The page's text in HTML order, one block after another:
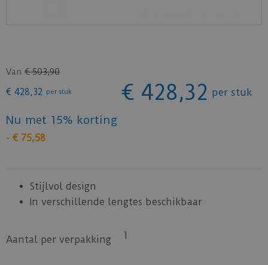
Van € 503,90
€ 428,32 per stuk € 428,32 per stuk
Nu met 15% korting
- € 75,58
Stijlvol design
In verschillende lengtes beschikbaar
Aantal per verpakking 1